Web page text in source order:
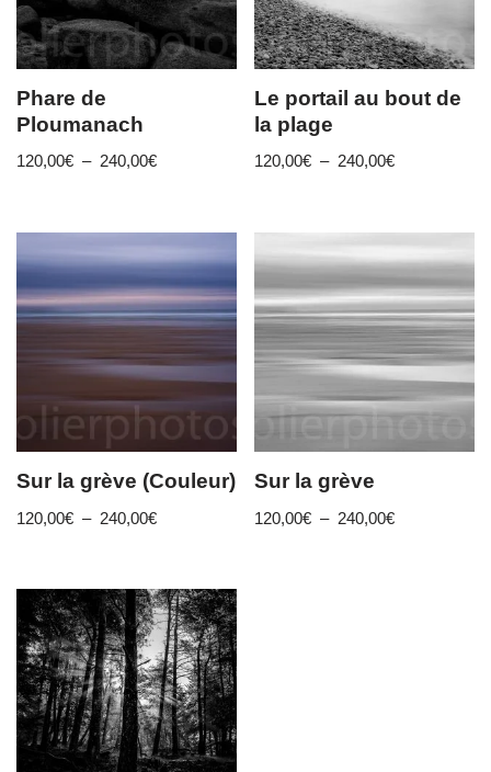
Phare de
Ploumanach
120,00€ – 240,00€
Le portail au bout de
la plage
120,00€ – 240,00€
Sur la grève (Couleur)
120,00€ – 240,00€
Sur la grève
120,00€ – 240,00€